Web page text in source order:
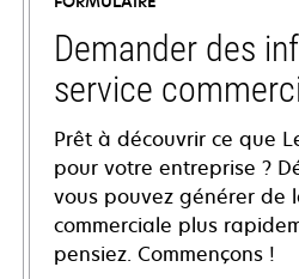
Demander des
service
Prêt à découvrir ce que
pour votre entreprise ?
vous pouvez générer de
commerciale plus
pensiez. Commençons !